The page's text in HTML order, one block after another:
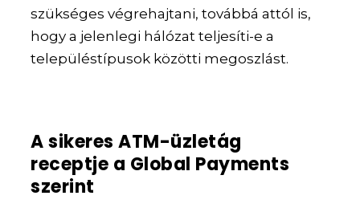
szükséges végrehajtani, továbbá attól is,
hogy a jelenlegi hálózat teljesíti-e a
településtípusok közötti megoszlást.
A sikeres ATM-üzletág
receptje a Global Payments
szerint